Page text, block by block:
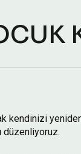
kendinizi
düzenliyoruz.